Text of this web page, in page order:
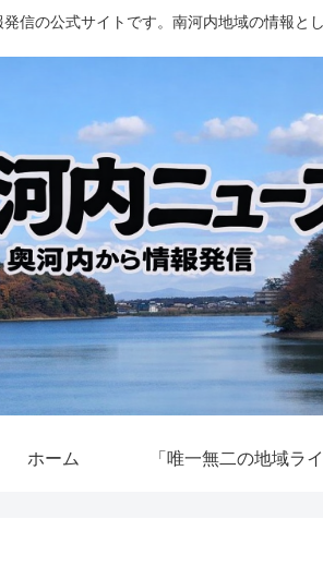
信の公式サイトです。南河内地域の情報と
ホーム